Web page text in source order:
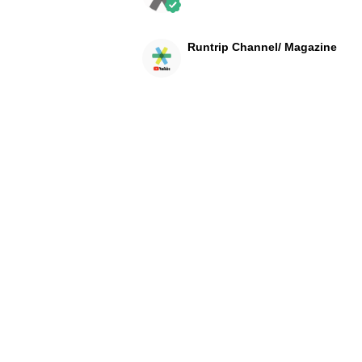
Runtrip Channel/ Magazine